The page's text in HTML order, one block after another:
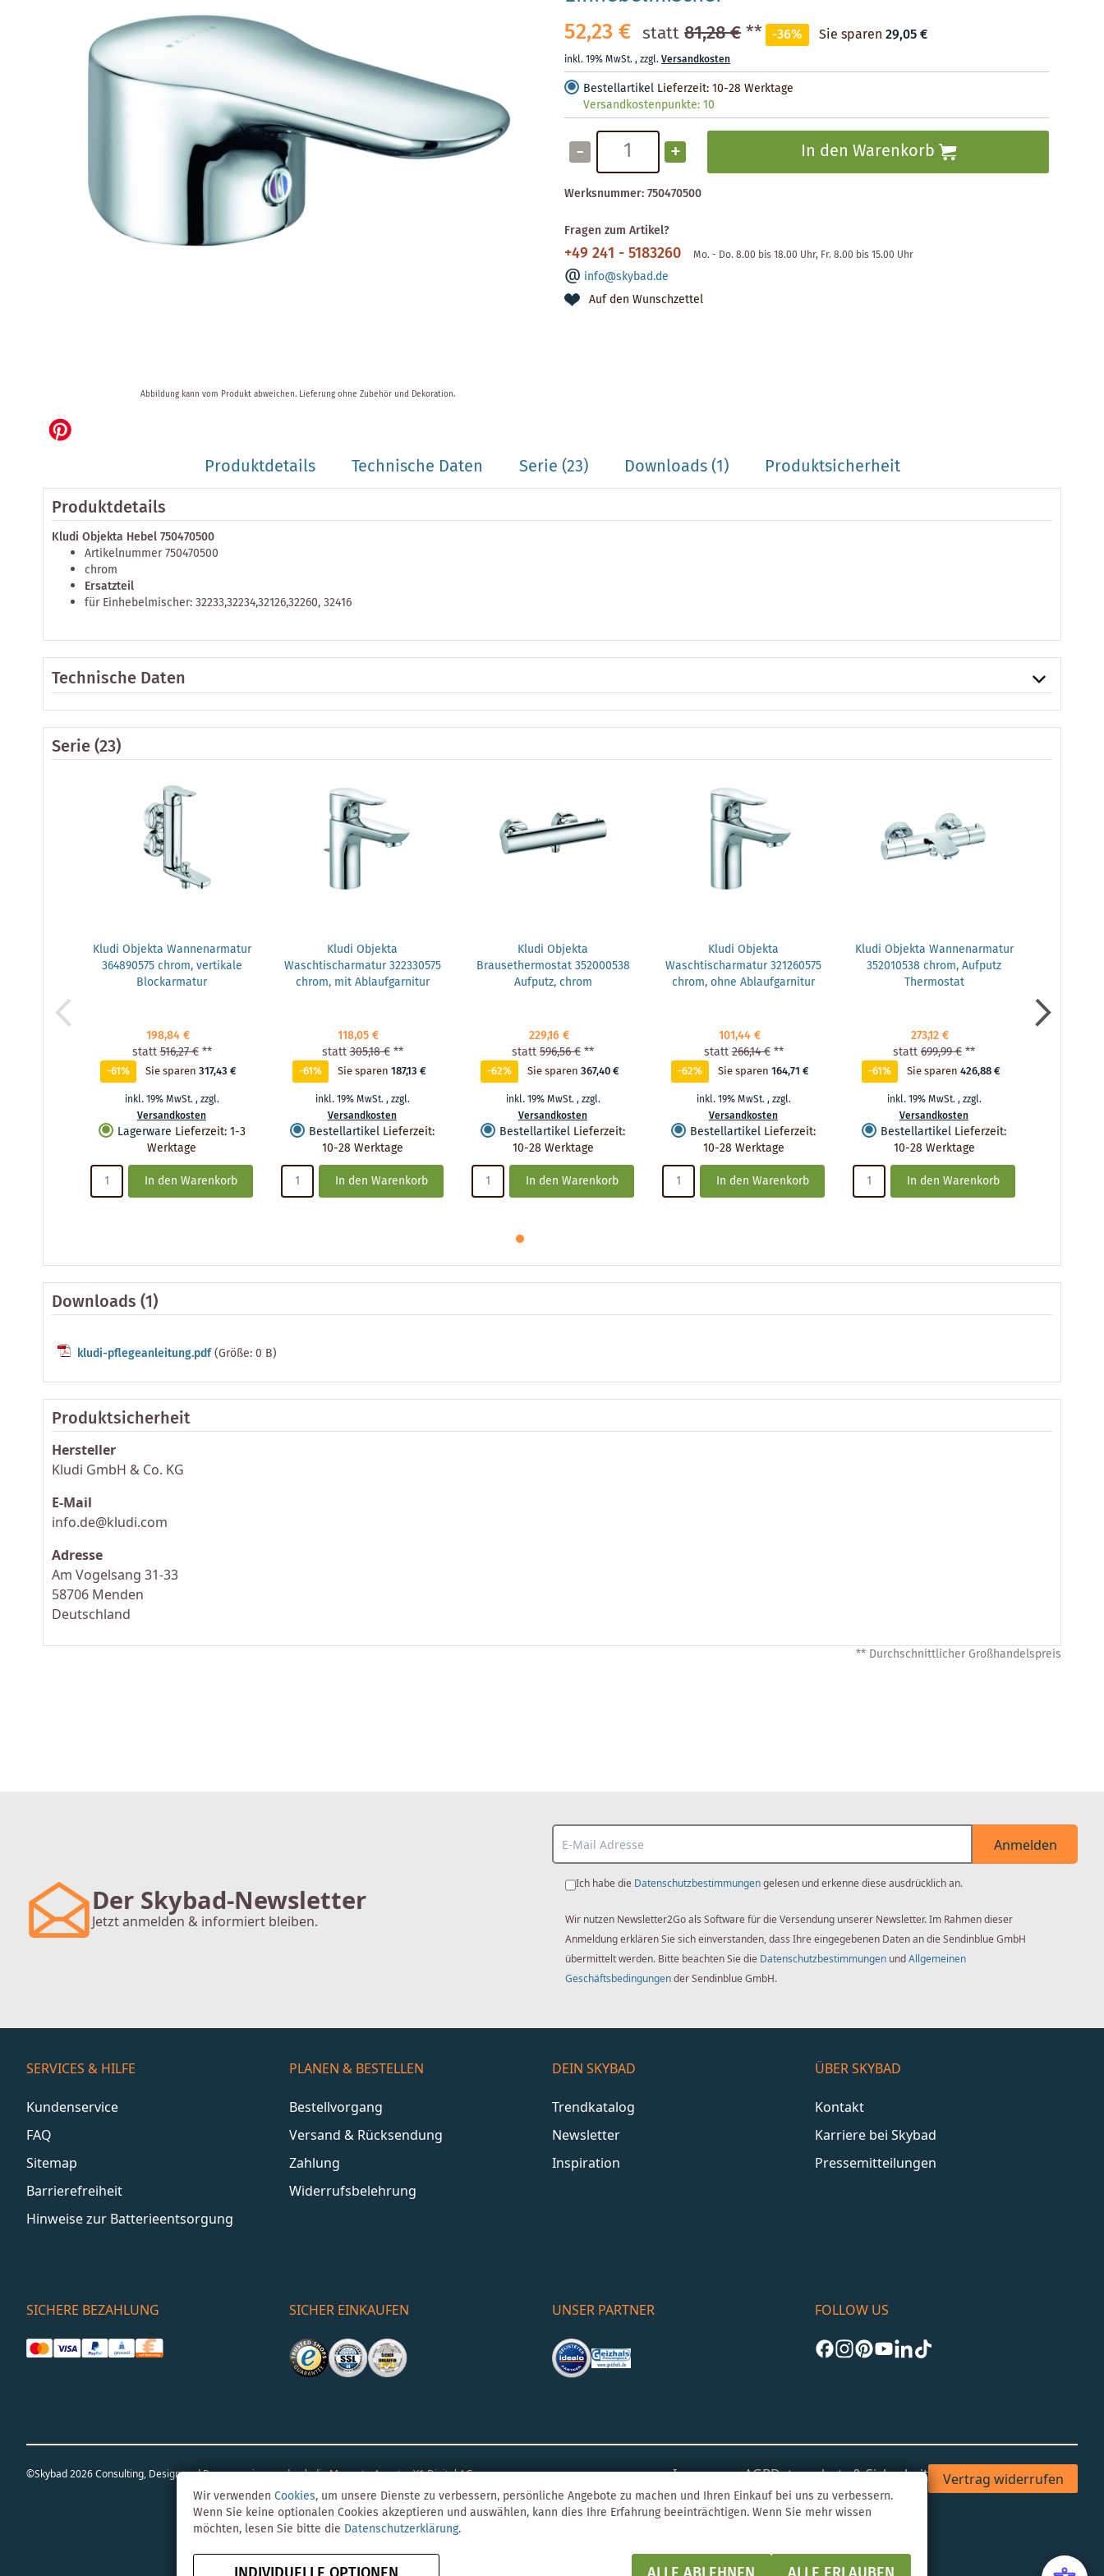
52,23 € statt81,28 €** -36% Sie sparen 29,05 €
inkl. 19% MwSt.,zzgl.Versandkosten
Bestellartikel Lieferzeit: 10-28 Werktage
Versandkostenpunkte:10
- + In den Warenkorb
Werksnummer:750470500
Fragen zum Artikel?
+49 241 - 5183260 Mo. - Do. 8.00 bis 18.00 Uhr, Fr. 8.00 bis 15.00 Uhr
info@skybad.de
Auf den Wunschzettel
der
Bildergalerie
Abbildung kann vom Produkt abweichen. Lieferung ohne Zubehör und Dekoration.
Produktdetails Technische Daten Serie(23) Downloads (1)
Produktsicherheit
Produktdetails
Kludi Objekta Hebel 750470500
Artikelnummer 750470500
chrom
Ersatzteil
für Einhebelmischer: 32233,32234,32126,32260, 32416
Technische Daten
Serie(23)
Kludi Objekta Wannenarmatur
364890575 chrom, vertikale
Blockarmatur
198,84 €
statt516,27 € **
-61% Sie sparen317,43 €
inkl. 19% MwSt.,zzgl.
Versandkosten
Lagerware Lieferzeit:1-3
Werktage
In den Warenkorb
Kludi Objekta
Waschtischarmatur 322330575
chrom, mit Ablaufgarnitur
118,05 €
statt305,18 € **
-61% Sie sparen187,13 €
inkl. 19% MwSt.,zzgl.
Versandkosten
Bestellartikel Lieferzeit:
10-28 Werktage
In den Warenkorb
Kludi Objekta
Brausethermostat 352000538
Aufputz, chrom
229,16 €
statt596,56 €**
-62% Sie sparen367,40 €
inkl. 19% MwSt.,zzgl.
Versandkosten
Bestellartikel Lieferzeit:
10-28 Werktage
In den Warenkorb
Kludi Objekta
Waschtischarmatur 321260575
chrom, ohne Ablaufgarnitur
101,44 €
statt266,14 € **
-62% Sie sparen164,71 €
inkl. 19% MwSt.,zzgl.
Versandkosten
Bestellartikel Lieferzeit:
10-28 Werktage
In den Warenkorb
Kludi Objekta Wannenarmatur
352010538 chrom, Aufputz
Thermostat
273,12 €
statt699,99 €**
-61% Sie sparen426,88 €
inkl. 19% MwSt.,zzgl.
Versandkosten
Bestellartikel Lieferzeit:
10-28 Werktage
In den Warenkorb
Downloads (1)
kludi-pflegeanleitung.pdf(Größe: 0 B)
Produktsicherheit
Hersteller
Kludi GmbH & Co. KG
E-Mail
info.de@kludi.com
Adresse
Am Vogelsang 31-33
58706 Menden
Deutschland
** Durchschnittlicher Großhandelspreis
Der Skybad-Newsletter
Jetzt anmelden & informiert bleiben.
Anmelden
Ich habe die Datenschutzbestimmungengelesen und erkenne diese ausdrücklich an.
Wir nutzen Newsletter2Go als Software für die Versendung unserer Newsletter. Im Rahmen dieser
Anmeldung erklären Sie sich einverstanden, dass Ihre eingegebenen Daten an die Sendinblue GmbH
übermittelt werden. Bitte beachten Sie die Datenschutzbestimmungen undAllgemeinen
Geschäftsbedingungender Sendinblue GmbH.
SERVICES & HILFE
Kundenservice
FAQ
Sitemap
Barrierefreiheit
Hinweise zur Batterieentsorgung
PLANEN & BESTELLEN
Bestellvorgang
Versand & Rücksendung
Zahlung
Widerrufsbelehrung
DEIN SKYBAD
Trendkatalog
Newsletter
Inspiration
ÜBER SKYBAD
Kontakt
Karriere bei Skybad
Pressemitteilungen
SICHERE BEZAHLUNG SICHER EINKAUFEN UNSER PARTNER FOLLOW US
©Skybad 2026 Consulting, Design und Programmierung durch die Magento-AgenturY1 Digital AG ImpressumAGBDatenschutz & Sicherheit
Vertrag widerrufen
Wir verwendenCookies, um unsere Dienste zu verbessern, persönliche Angebote zu machen und Ihren Einkauf bei uns zu verbessern.
Wenn Sie keine optionalen Cookies akzeptieren und auswählen, kann dies Ihre Erfahrung beeinträchtigen. Wenn Sie mehr wissen
möchten, lesen Sie bitte die Datenschutzerklärung.